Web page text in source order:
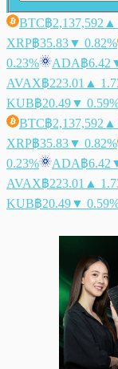
BTC฿2,137,592 ▲
XRP฿35.83▼ 0.82%
0.23%
ADA฿6.42
AVAX฿223.01 ▲
KUB฿20.49▼
BTC฿2,137,592 ▲
XRP฿35.83▼ 0.82%
0.23%
ADA฿6.42
AVAX฿223.01 ▲
KUB฿20.49▼